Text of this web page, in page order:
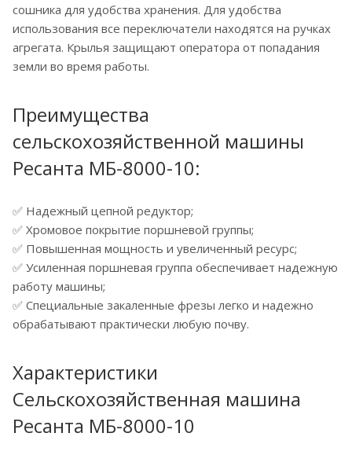
сошника для удобства хранения. Для удобства
использования все переключатели находятся на ручках
агрегата. Крылья защищают оператора от попадания
земли во время работы.
Преимущества
сельскохозяйственной машины
Ресанта МБ-8000-10:
✅ Надежный цепной редуктор;
✅ Хромовое покрытие поршневой группы;
✅ Повышенная мощность и увеличенный ресурс;
✅ Усиленная поршневая группа обеспечивает надежную
работу машины;
✅ Специальные закаленные фрезы легко и надежно
обрабатывают практически любую почву.
Характеристики
Сельскохозяйственная машина
Ресанта МБ-8000-10